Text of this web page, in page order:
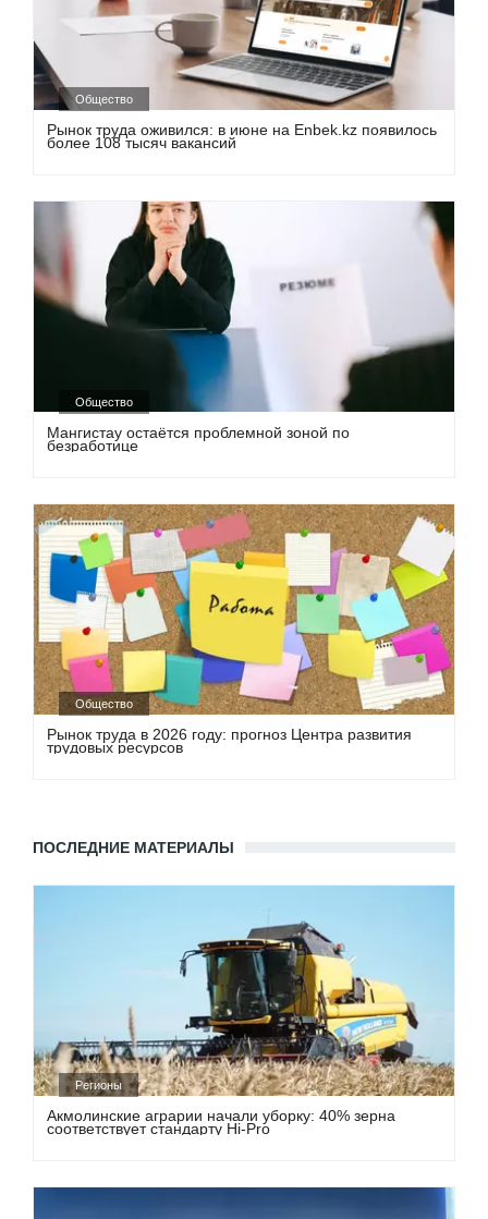
Общество
Рынок труда оживился: в июне на Enbek.kz появилось
более 108 тысяч вакансий
Общество
Мангистау остаётся проблемной зоной по
безработице
Общество
Рынок труда в 2026 году: прогноз Центра развития
трудовых ресурсов
ПОСЛЕДНИЕ МАТЕРИАЛЫ
Регионы
Акмолинские аграрии начали уборку: 40% зерна
соответствует стандарту Hi-Pro